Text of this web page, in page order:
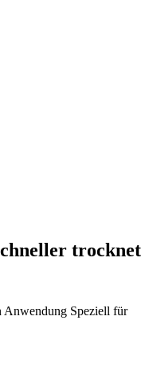
trocknet
Anwendung Speziell für